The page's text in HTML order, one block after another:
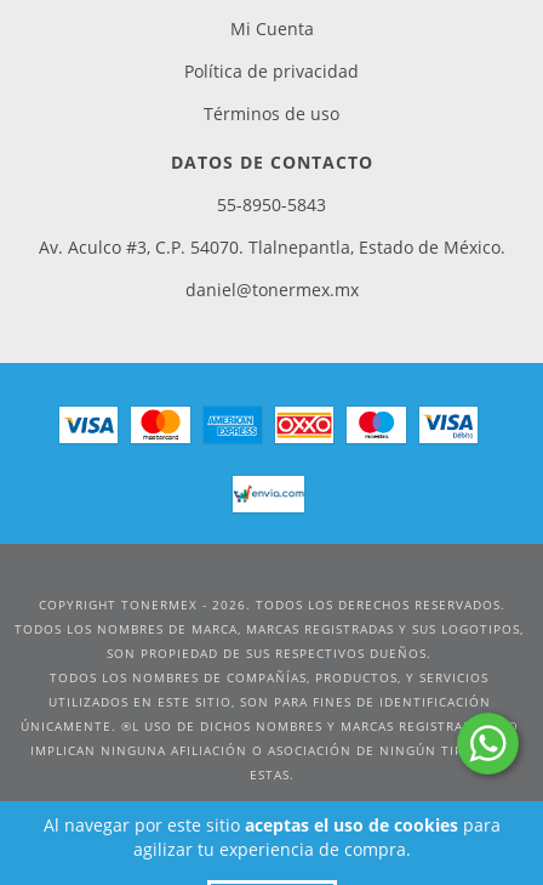
Al navegar por este sitio aceptas el uso de cookiespara
agilizar tu experiencia de compra.
Mi Cuenta
Política de privacidad
Términos de uso
DATOS DE CONTACTO
55-8950-5843
Av. Aculco #3, C.P. 54070. Tlalnepantla, Estado de México.
daniel@tonermex.mx
COPYRIGHT TONERMEX - 2026. TODOS LOS DERECHOS RESERVADOS.